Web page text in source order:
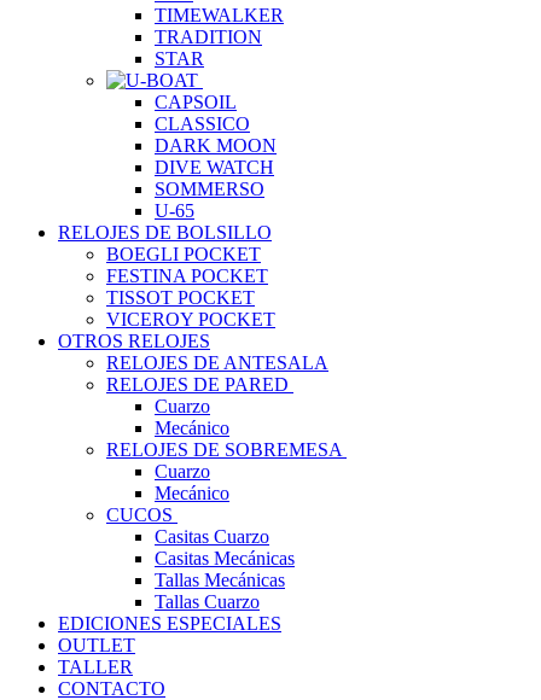
TIMEWALKER
TRADITION
STAR
CAPSOIL
CLASSICO
DARK MOON
DIVE WATCH
SOMMERSO
U-65
RELOJES DE BOLSILLO
BOEGLI POCKET
FESTINA POCKET
TISSOT POCKET
VICEROY POCKET
OTROS RELOJES
RELOJES DE ANTESALA
RELOJES DE PARED
Cuarzo
Mecánico
RELOJES DE SOBREMESA
Cuarzo
Mecánico
CUCOS
Casitas Cuarzo
Casitas Mecánicas
Tallas Mecánicas
Tallas Cuarzo
EDICIONES ESPECIALES
OUTLET
TALLER
CONTACTO